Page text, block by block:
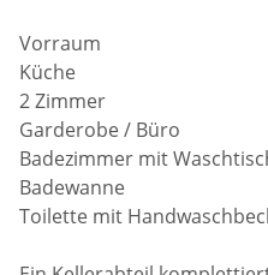
Vorraum
Küche
2 Zimmer
Garderobe / Büro
Badezimmer mit
Badewanne
Toilette mit